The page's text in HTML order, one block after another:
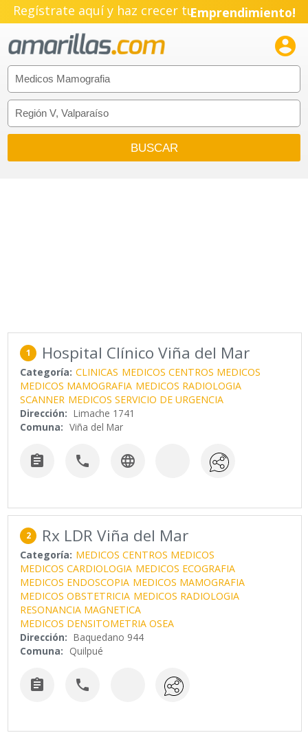
Regístrate aquí y haz crecer tuEmprendimiento!

1 Hospital Clínico Viña del Mar
Categoría: CLINICAS MEDICOS CENTROS MEDICOS
MEDICOS MAMOGRAFIA MEDICOS RADIOLOGIA
SCANNER MEDICOS SERVICIO DE URGENCIA
Dirección: Limache 1741
Comuna: Viña del Mar
  
2 Rx LDR Viña del Mar
Categoría: MEDICOS CENTROS MEDICOS
MEDICOS CARDIOLOGIA MEDICOS ECOGRAFIA
MEDICOS ENDOSCOPIA MEDICOS MAMOGRAFIA
MEDICOS OBSTETRICIA MEDICOS RADIOLOGIA
RESONANCIA MAGNETICA
MEDICOS DENSITOMETRIA OSEA
Dirección: Baquedano 944
Comuna: Quilpué
 